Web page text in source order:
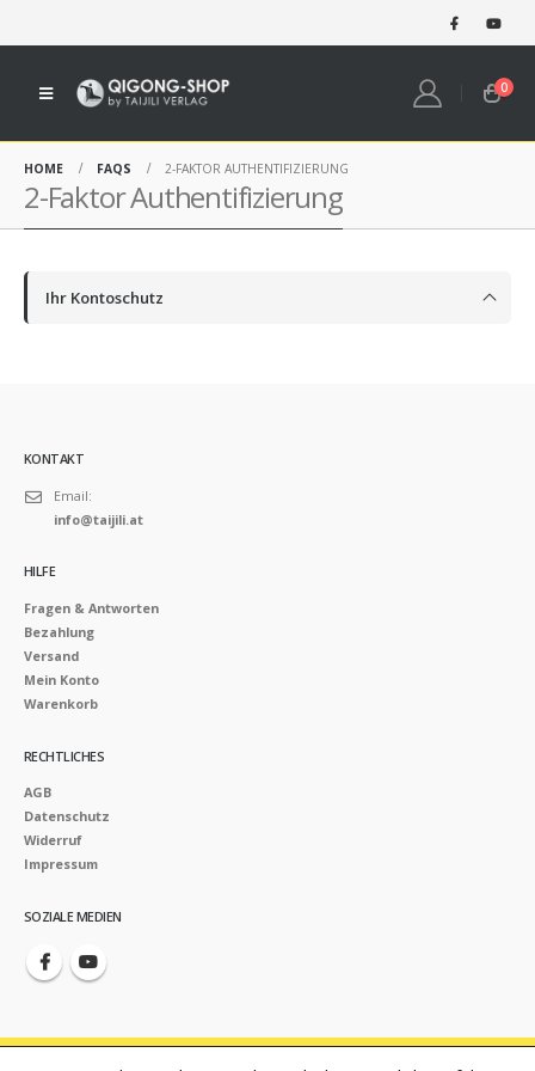
0
HOME FAQS 2-FAKTOR AUTHENTIFIZIERUNG
2-Faktor Authentifizierung
Ihr Kontoschutz
KONTAKT
Email:
info@taijili.at
HILFE
Fragen & Antworten
Bezahlung
Versand
Mein Konto
Warenkorb
RECHTLICHES
AGB
Datenschutz
Widerruf
Impressum
SOZIALE MEDIEN